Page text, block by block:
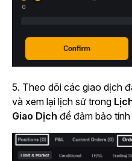
5. Theo dõi các giao dịch
và xem lại lịch sử trong
Giao Dịch để đảm bảo